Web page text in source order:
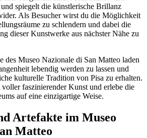
spiegelt die künstlerische Brillanz
Als Besucher wirst du die Möglichkeit
zu schlendern und dabei die
dieser Kunstwerke aus nächster Nähe zu
des Museo Nazionale di San Matteo laden
lebendig werden zu lassen und
kulturelle Tradition von Pisa zu erhalten.
faszinierender Kunst und erlebe die
auf eine einzigartige Weise.
Artefakte im Museo
Matteo